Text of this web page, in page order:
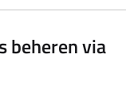
beheren via